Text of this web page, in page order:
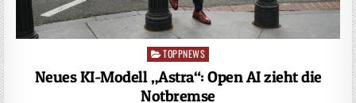
Posted
in
TOPPNEWS
Neues KI-Modell „Astra“: Open AI zieht die
Notbremse